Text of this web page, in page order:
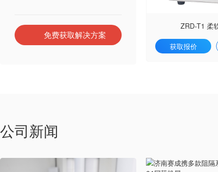
免费获取解决方案
ZRD-T1 柔
获取报价
公司新闻